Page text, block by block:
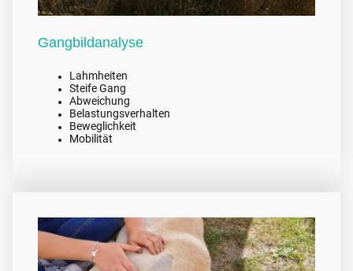
Gangbildanalyse
Lahmheiten
Steife Gang
Abweichung
Belastungsverhalten
Beweglichkeit
Mobilität